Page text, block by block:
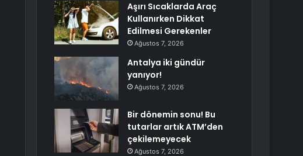
Aşırı Sıcaklarda Araç
Kullanırken Dikkat
Edilmesi Gerekenler
Ağustos 7, 2026
Antalya iki gündür
yanıyor!
Ağustos 7, 2026
Bir dönemin sonu! Bu
tutarlar artık ATM’den
çekilemeyecek
Ağustos 7, 2026